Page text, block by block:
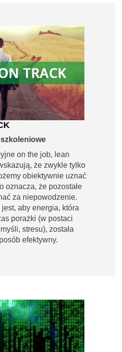
on the job, lean
że zwykle tylko
obiektywnie uznać
oznacza, że pozostałe
za niepowodzenie.
aby energia, która
porażki (w postaci
stresu), została
efektywny.